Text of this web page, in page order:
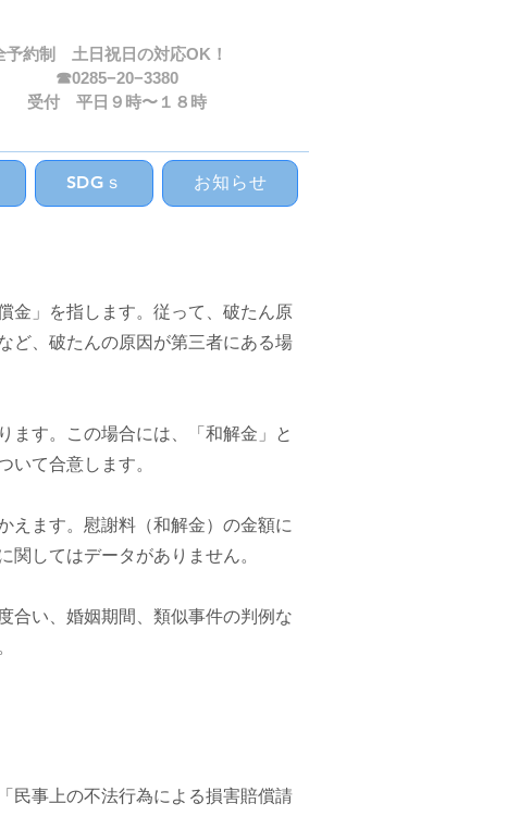
予約制 ​土日祝日の対応OK！
☎0285−20−3380
​受付 平日９時〜１８時
SDGｓ お知らせ
金」を指します。従って、破たん原
ど、破たんの原因が第三者にある場
ます。この場合には、「和解金」と
いて合意します。
えます。 慰謝料（和解金）の金額に
してはデータがありません。
合い、婚姻期間、類似事件の判例な
民事上の不法行為による損害賠償請